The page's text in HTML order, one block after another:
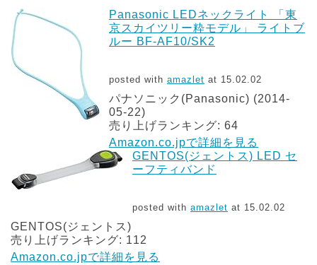
Panasonic LEDネックライト 「東
京スカイツリー粋モデル」 ライトブ
ルー BF-AF10/SK2
posted with amazlet at 15.02.02
パナソニック(Panasonic) (2014-
05-22)
売り上げランキング: 64
Amazon.co.jpで詳細を見る
GENTOS(ジェントス) LED セ
ーフティバンド
posted with amazlet at 15.02.02
GENTOS(ジェントス)
売り上げランキング: 112
Amazon.co.jpで詳細を見る